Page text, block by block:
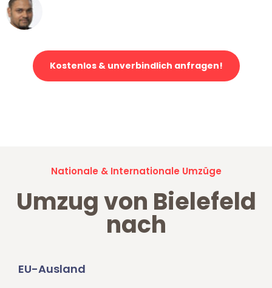
Kostenlos & unverbindlich anfragen!
Nationale & Internationale Umzüge
Umzug von Bielefeld
nach
EU-Ausland